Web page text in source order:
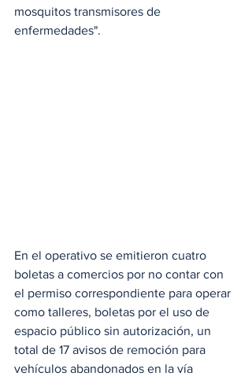
mosquitos transmisores de
enfermedades".
En el operativo se emitieron cuatro
boletas a comercios por no contar con
el permiso correspondiente para operar
como talleres, boletas por el uso de
espacio público sin autorización, un
total de 17 avisos de remoción para
vehículos abandonados en la vía